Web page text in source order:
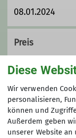
08.01.2024
Preis
140,-€
Maximale
6
Diese
Wir verwenden
personalisieren,
können und
Außerdem geben
unserer Website